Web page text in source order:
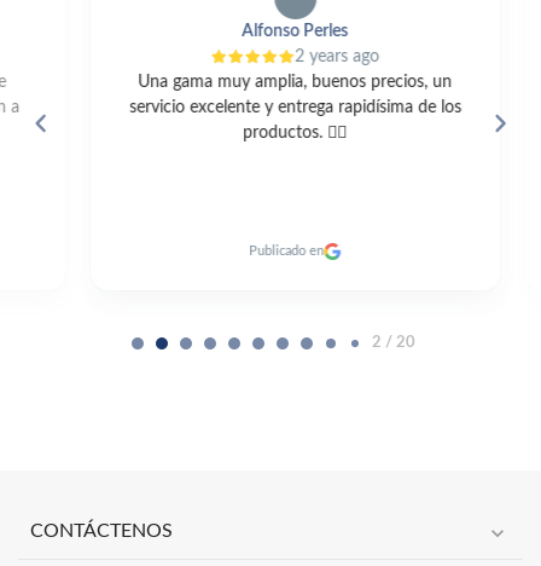
Alfonso Perles
2 years ago
Una gama muy amplia, buenos precios, un
servicio excelente y entrega rapidísima de los
productos. 👍🏼
Publicado en
2 / 20
CONTÁCTENOS expand_more